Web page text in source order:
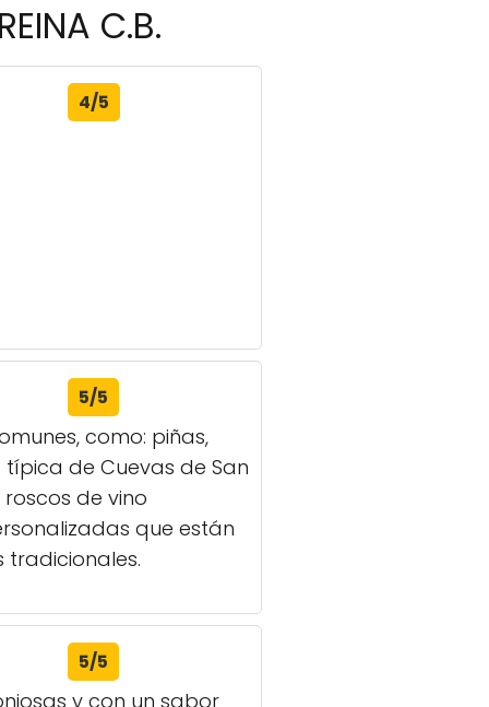
C.B.
4/5
5/5
como: piñas,
de Cuevas de San
de vino
que están
tradicionales.
5/5
y con un sabor